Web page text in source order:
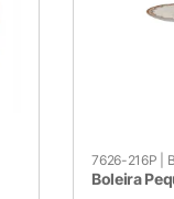
7626-216P
Boleira
ativado
necessários